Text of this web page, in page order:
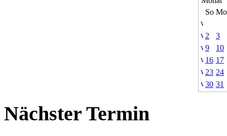
So Mo
2
3
9
10
16 17
23 24
30 31
Nächster Termin